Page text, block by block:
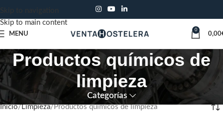
Skip to navigation
Skip to main content
MENU
0
0,00
Productos químicos de
limpieza
Categorías
Inicio Limpieza Productos químicos de limpieza